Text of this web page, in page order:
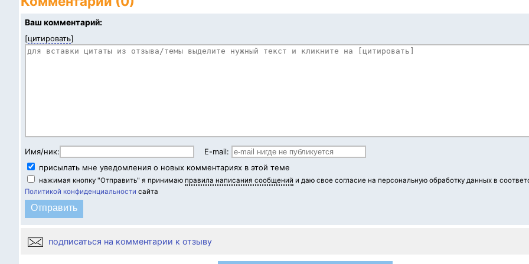
Ваш комментарий:
[цитировать]
Имя/ник:
E-mail:
присылать мне уведомления о новых комментариях в этой теме
нажимая кнопку "Отправить" я принимаю правила написания сообщений и даю свое согласие на персональную обработку данных в
Политикой конфиденциальности сайта
подписаться на комментарии к отзыву